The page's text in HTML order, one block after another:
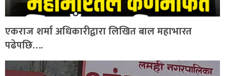
एकराज शर्मा अधिकारीद्वारा लिखित बाल महाभारत
पढेपछि….